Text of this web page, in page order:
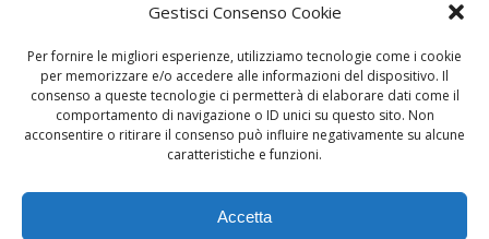
Gestisci Consenso Cookie
Per fornire le migliori esperienze, utilizziamo tecnologie come i cookie
per memorizzare e/o accedere alle informazioni del dispositivo. Il
consenso a queste tecnologie ci permetterà di elaborare dati come il
comportamento di navigazione o ID unici su questo sito. Non
acconsentire o ritirare il consenso può influire negativamente su alcune
caratteristiche e funzioni.
Accetta